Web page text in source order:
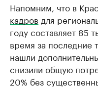
Напомним, что в
кадров для
году составляет 85
время за последние
нашли
снизили общую
20% без